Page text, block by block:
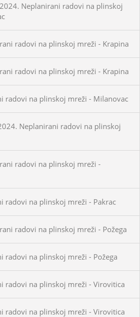
Neplanirani radovi na plinskoj
radovi na plinskoj mreži - Krapina
radovi na plinskoj mreži - Krapina
radovi na plinskoj mreži - Milanovac
Neplanirani radovi na plinskoj
radovi na plinskoj mreži -
radovi na plinskoj mreži - Pakrac
radovi na plinskoj mreži - Požega
radovi na plinskoj mreži - Požega
radovi na plinskoj mreži - Virovitica
radovi na plinskoj mreži - Virovitica